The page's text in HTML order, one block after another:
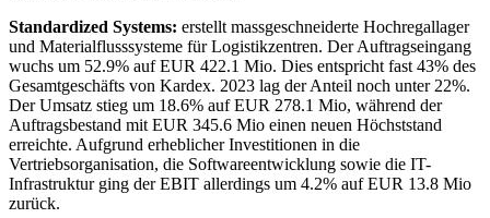
Standardized Systems: erstellt massgeschneiderte Hochregallager
und Materialflusssysteme für Logistikzentren. Der Auftragseingang
wuchs um 52.9% auf EUR 422.1 Mio. Dies entspricht fast 43% des
Gesamtgeschäfts von Kardex. 2023 lag der Anteil noch unter 22%.
Der Umsatz stieg um 18.6% auf EUR 278.1 Mio, während der
Auftragsbestand mit EUR 345.6 Mio einen neuen Höchststand
erreichte. Aufgrund erheblicher Investitionen in die
Vertriebsorganisation, die Softwareentwicklung sowie die IT-
Infrastruktur ging der EBIT allerdings um 4.2% auf EUR 13.8 Mio
zurück.